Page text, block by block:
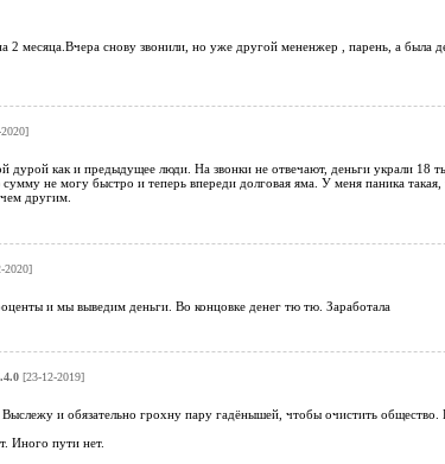
месяца.Вчера снову звонили, но уже другой мененжер , парень, а была
дурой как и предыдущее люди. На звонки не отвечают, деньги украли 18
не могу быстро и теперь впереди долговая яма. У меня паника
другим.
2020]
и мы выведим деньги. Во концовке денег тю тю. Заработала
[23-12-2019]
и обязательно грохну пару гадёнышей, чтобы очистить общество.
Иного пути нет.